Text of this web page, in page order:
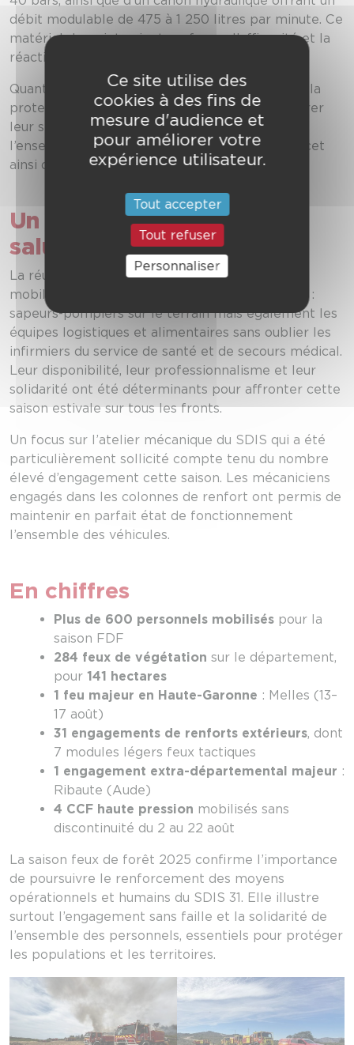
débit modulable de 475 à 1 250 litres par minute. Ce
matériel de pointe vient renforcer l’efficacité et la
réactivité des unités engagées sur le terrain.
Quant aux tenues jaunes, destinées à renforcer la
protection de nos sapeurs-pompiers et améliorer
leur sécurité et leur confort, elles ont équipé
l’ensemble des colonnes de renfort engagées cet
ainsi que les modules légers feux tactiques.
Un engagement collectif à
saluer
La réussite de cette saison repose sur la
mobilisation de
:
sapeurs-pompiers sur le terrain mais également les
équipes logistiques et alimentaires sans oublier les
infirmiers du service de santé et de secours médical.
Leur disponibilité, leur professionnalisme et leur
solidarité ont été déterminants pour affronter cette
saison estivale sur tous les fronts.
Un focus sur l’atelier mécanique du SDIS qui a été
particulièrement sollicité compte tenu du nombre
élevé d’engagement cette saison. Les mécaniciens
engagés dans les colonnes de renfort ont permis de
maintenir en parfait état de fonctionnement
l’ensemble des véhicules.
En chiffres
Plus de 600 personnels mobilisés pour la
saison FDF
284 feux de végétation sur le département,
pour 141 hectares
1 feu majeur en Haute-Garonne : Melles (13–
17 août)
31 engagements de renforts extérieurs, dont
7 modules légers feux tactiques
1 engagement extra-départemental majeur :
Ribaute (Aude)
4 CCF haute pression mobilisés sans
discontinuité du 2 au 22 août
La saison feux de forêt 2025 confirme l’importance
de poursuivre le renforcement des moyens
opérationnels et humains du SDIS 31. Elle illustre
surtout l’engagement sans faille et la solidarité de
l’ensemble des personnels, essentiels pour protéger
les populations et les territoires.
Ce site utilise des
cookies à des fins de
mesure d'audience et
pour améliorer votre
expérience utilisateur.
Tout accepter
Tout refuser
Personnaliser